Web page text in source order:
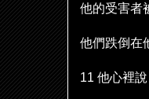
他的受害者
他們跌倒在
11 他心裡說